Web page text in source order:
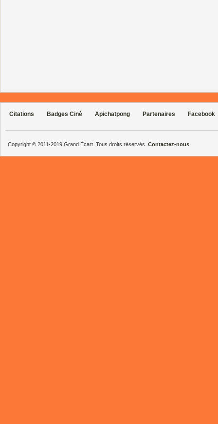
Citations Badges Ciné Apichatpong Partenaires Facebook
Copyright © 2011-2019 Grand Écart. Tous droits réservés. Contactez-nous